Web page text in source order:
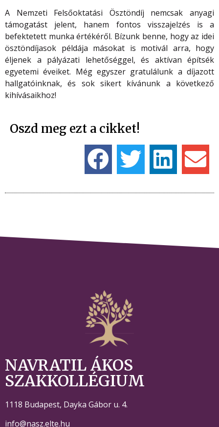
A Nemzeti Felsőoktatási Ösztöndíj nemcsak anyagi
támogatást jelent, hanem fontos visszajelzés is a
befektetett munka értékéről. Bízunk benne, hogy az idei
ösztöndíjasok példája másokat is motivál arra, hogy
éljenek a pályázati lehetőséggel, és aktívan építsék
egyetemi éveiket. Még egyszer gratulálunk a díjazott
hallgatóinknak, és sok sikert kívánunk a következő
kihívásaikhoz!
Oszd meg ezt a cikket!
NAVRATIL ÁKOS
SZAKKOLLÉGIUM
1118 Budapest, Dayka Gábor u. 4.
info@nasz.elte.hu